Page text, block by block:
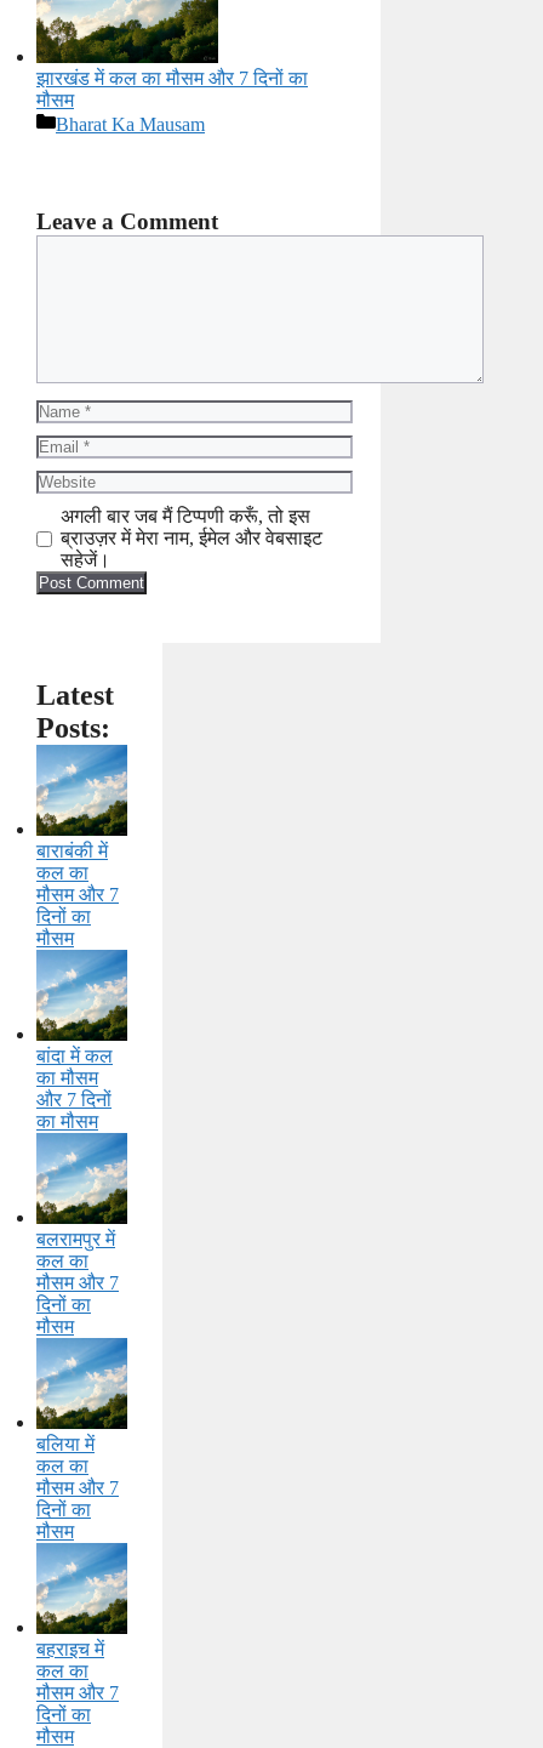
झारखंड में कल का मौसम और 7 दिनों का
मौसम
Categories
Bharat Ka Mausam
Leave a Comment
Name
Email
Website
अगली बार जब मैं टिप्पणी करूँ, तो इस
ब्राउज़र में मेरा नाम, ईमेल और वेबसाइट
सहेजें।
Latest
Posts:
बाराबंकी में
कल का
मौसम और 7
दिनों का
मौसम
बांदा में कल
का मौसम
और 7 दिनों
का मौसम
बलरामपुर में
कल का
मौसम और 7
दिनों का
मौसम
बलिया में
कल का
मौसम और 7
दिनों का
मौसम
बहराइच में
कल का
मौसम और 7
दिनों का
मौसम